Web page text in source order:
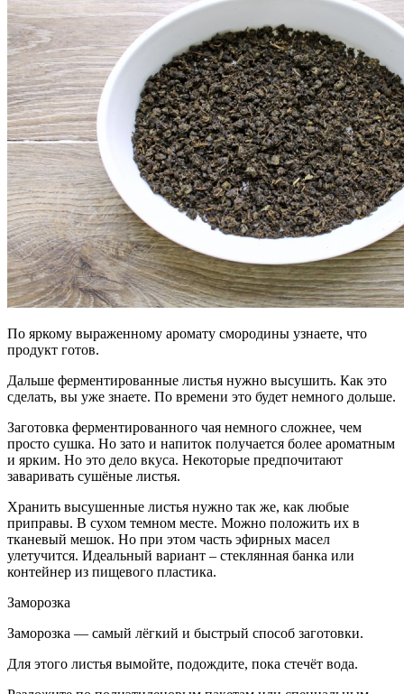
По яркому выраженному аромату смородины узнаете, что
продукт готов.
Дальше ферментированные листья нужно высушить. Как это
сделать, вы уже знаете. По времени это будет немного дольше.
Заготовка ферментированного чая немного сложнее, чем
просто сушка. Но зато и напиток получается более ароматным
и ярким. Но это дело вкуса. Некоторые предпочитают
заваривать сушёные листья.
Хранить высушенные листья нужно так же, как любые
приправы. В сухом темном месте. Можно положить их в
тканевый мешок. Но при этом часть эфирных масел
улетучится. Идеальный вариант – стеклянная банка или
контейнер из пищевого пластика.
Заморозка
Заморозка — самый лёгкий и быстрый способ заготовки.
Для этого листья вымойте, подождите, пока стечёт вода.